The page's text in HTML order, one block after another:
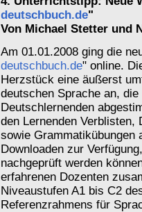
deutschbuch.de"
Von Michael Stetter und
Am 01.01.2008 ging die
deutschbuch.de" online.
Herzstück eine äußerst
deutschen Sprache an,
Deutschlernenden
den Lernenden
sowie Grammatikübungen
Downloaden zur
nachgeprüft werden
erfahrenen Dozenten
Niveaustufen A1 bis C2
Referenzrahmens für